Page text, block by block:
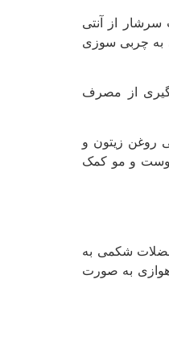
از آنتی
به چربی سوزی
از مصرف
روغن زیتون و
۳ نیز در کنار گردو می‌تواند به تامین نیاز بدن برای امگا ۳ و سلامت پوست و مو کمک
عضلات شکمی به
به صورت